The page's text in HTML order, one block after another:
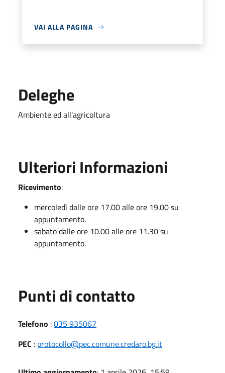
VAI ALLA PAGINA
Deleghe
Ambiente ed all'agricoltura
Ulteriori Informazioni
Ricevimento:
mercoledì dalle ore 17.00 alle ore 19.00 su
appuntamento.
sabato dalle ore 10.00 alle ore 11.30 su
appuntamento.
Punti di contatto
Telefono :035 935067
PEC : protocollo@pec.comune.credaro.bg.it